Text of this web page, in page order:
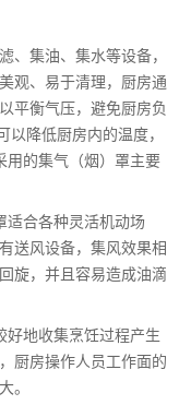
、集油、集水等设备，
观、易于清理，厨房通
平衡气压，避免厨房负
降低厨房内的温度，
用的集气（烟）罩主要
适合各种灵活机动场
送风设备，集风效果相
旋，并且容易造成油滴
好地收集烹饪过程产生
厨房操作人员工作面的
。